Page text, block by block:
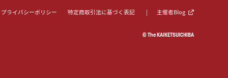
プライバシーポリシー 特定商取引法に基づく表記 主催者Blog
© The KAIKETSUICHIBA